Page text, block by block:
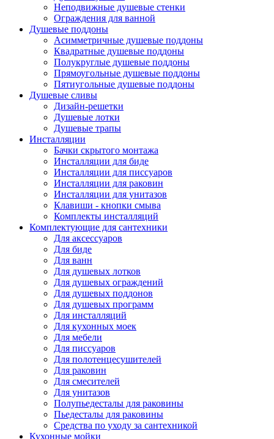
Неподвижные душевые стенки
Ограждения для ванной
Душевые поддоны
Асимметричные душевые поддоны
Квадратные душевые поддоны
Полукруглые душевые поддоны
Прямоугольные душевые поддоны
Пятиугольные душевые поддоны
Душевые сливы
Дизайн-решетки
Душевые лотки
Душевые трапы
Инсталляции
Бачки скрытого монтажа
Инсталляции для биде
Инсталляции для писсуаров
Инсталляции для раковин
Инсталляции для унитазов
Клавиши - кнопки смыва
Комплекты инсталляций
Комплектующие для сантехники
Для аксессуаров
Для биде
Для ванн
Для душевых лотков
Для душевых ограждений
Для душевых поддонов
Для душевых программ
Для инсталляций
Для кухонных моек
Для мебели
Для писсуаров
Для полотенцесушителей
Для раковин
Для смесителей
Для унитазов
Полупьедесталы для раковины
Пьедесталы для раковины
Средства по уходу за сантехникой
Кухонные мойки